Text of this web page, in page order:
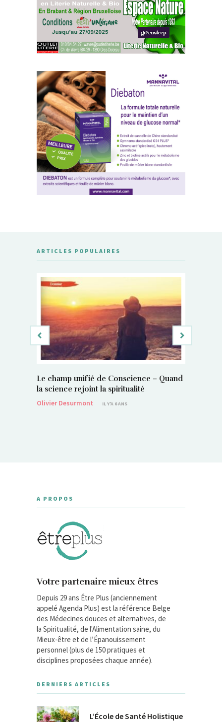
ARTICLES POPULAIRES
Le champ unifié de Conscience – Quand
la science rejoint la spiritualité
Olivier Desurmont
IL Y'A 6 ANS
A PROPOS
Votre partenaire mieux êtres
Depuis 29 ans Être Plus (anciennement
appelé Agenda Plus) est la référence Belge
des Médecines douces et alternatives, de
la Spiritualité, de l'Alimentation saine, du
Mieux-être et de l’Épanouissement
personnel (plus de 150 pratiques et
disciplines proposées chaque année).
DERNIERS ARTICLES
L’École de Santé Holistique